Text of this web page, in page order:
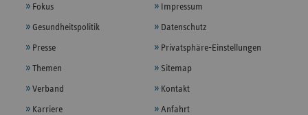
Fokus
Gesundheitspolitik
Presse
Themen
Verband
Karriere
Impressum
Datenschutz
Privatsphäre-Einstellungen
Sitemap
Kontakt
Anfahrt